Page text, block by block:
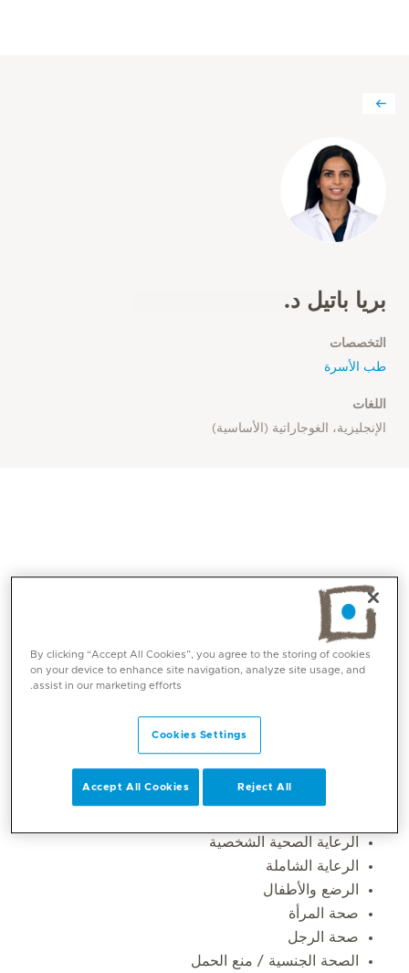
بريا باتيل د.
التخصصات
طب الأسرة
اللغات
الإنجليزية، الغوجاراتية (الأساسية)
الطب الوظيفي (هناك حاجة إلى أوقات مواعيد أطول)
معالجة الأسباب الجذرية للمخاوف الصحية
الرعاية الصحية الشخصية
الرعاية الشاملة
الرضع والأطفال
صحة المرأة
صحة الرجل
الصحة الجنسية / منع الحمل
By clicking “Accept All Cookies”, you agree to the storing of cookies
on your device to enhance site navigation, analyze site usage, and
assist in our marketing efforts.
Cookies Settings
Reject All
Accept All Cookies